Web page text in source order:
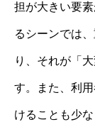
担が大きい要
るシーンでは
り、それが「
す。また、利
けることも少